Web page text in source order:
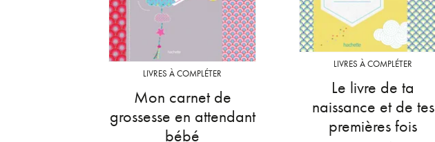
LIVRES À COMPLÉTER
Mon carnet de
grossesse en attendant
bébé
LIVRES À COMPLÉTER
Le livre de ta
naissance et de tes
premières fois